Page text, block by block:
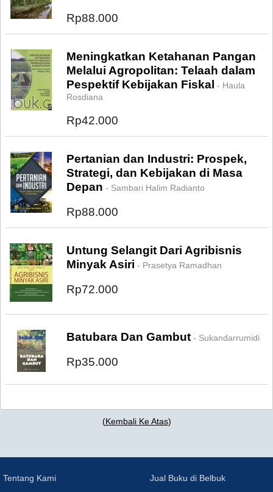
Rp88.000
Meningkatkan Ketahanan Pangan
Melalui Agropolitan: Telaah dalam
Pespektif Kebijakan Fiskal - Haula
Rosdiana
Rp42.000
Pertanian dan Industri: Prospek,
Strategi, dan Kebijakan di Masa
Depan - Sambari Halim Radianto
Rp88.000
Untung Selangit Dari Agribisnis
Minyak Asiri - Prasetya Ramadhan
Rp72.000
Batubara Dan Gambut - Sukandarrumidi
Rp35.000
(Kembali Ke Atas)
Tentang Kami Jual Buku di Belbuk